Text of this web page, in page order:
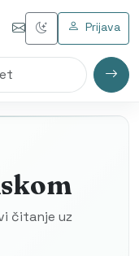
Prijava
čitanje uz